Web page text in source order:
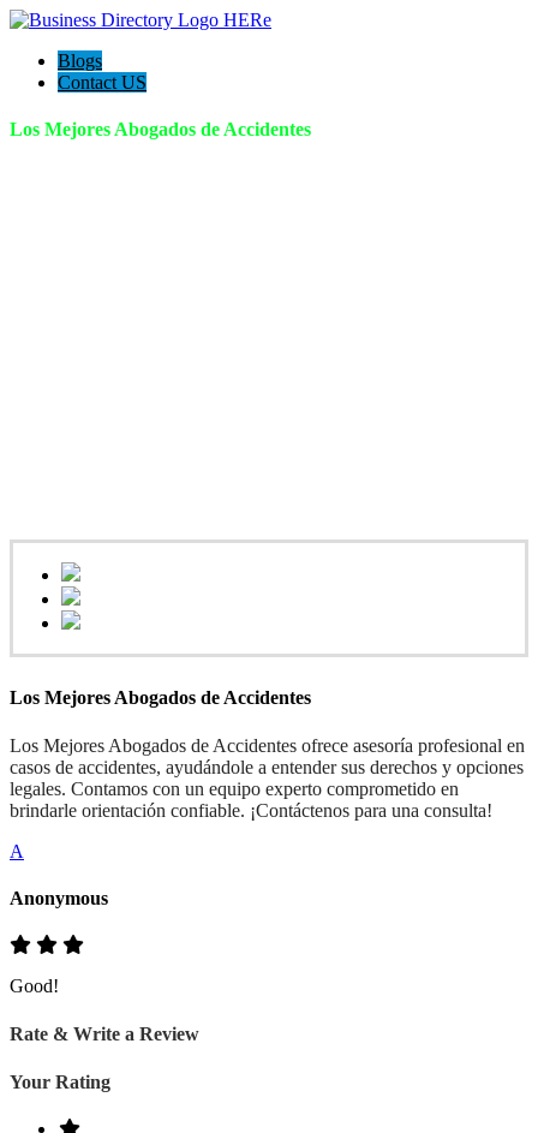
Blogs
Contact US
Los Mejores Abogados de Accidentes
Los Mejores Abogados de Accidentes
Los Mejores Abogados de Accidentes ofrece asesoría profesional en
casos de accidentes, ayudándole a entender sus derechos y opciones
legales. Contamos con un equipo experto comprometido en
brindarle orientación confiable. ¡Contáctenos para una consulta!
A
Anonymous
Good!
Rate & Write a Review
Your Rating